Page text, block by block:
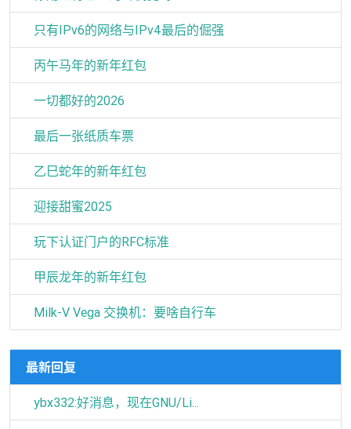
只有IPv6的网络与IPv4最后的倔强
丙午马年的新年红包
一切都好的2026
最后一张纸质车票
乙巳蛇年的新年红包
迎接甜蜜2025
玩下认证门户的RFC标准
甲辰龙年的新年红包
Milk-V Vega 交换机：要啥自行车
最新回复
ybx332:好消息，现在GNU/Li...